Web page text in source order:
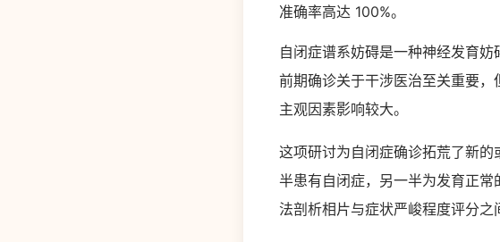
准确率高达 100%。
自闭症谱系妨碍是一种神经发育妨
前期确诊关于干涉医治至关重要
主观因素影响较大。
这项研讨为自闭症确诊拓荒了新
半患有自闭症，另一半为发育正
法剖析相片与症状严峻程度评分之